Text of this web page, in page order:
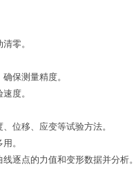
零。
保测量精度。
度。
位移、应变等试验方法。
。
逐点的力值和变形数据并分析。